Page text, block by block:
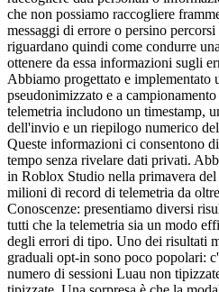
che non possiamo raccogliere
messaggi di errore o persino
riguardano quindi come condurre
ottenere da essa informazioni sugli
Abbiamo progettato e implementato
pseudonimizzato e a
telemetria includono un timestamp,
dell'invio e un riepilogo numerico
Queste informazioni ci consentono
tempo senza rivelare dati privati.
in Roblox Studio nella primavera
milioni di record di telemetria da
Conoscenze: presentiamo diversi
tutti che la telemetria sia un modo
degli errori di tipo. Uno dei risultati
graduali opt-in sono poco popolari:
numero di sessioni Luau non